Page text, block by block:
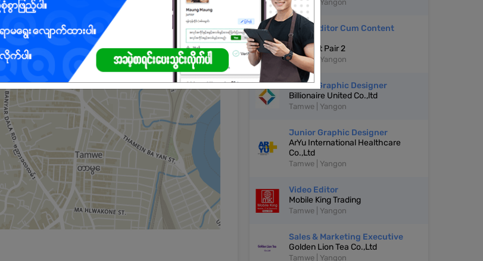
Tamwe | Yangon
Video Editor Cum Content
Creator
The Last Pair 2
Tamwe | Yangon
Senior Graphic Designer
Billionaire United Co.,ltd
Tamwe | Yangon
Junior Graphic Designer
ArYu International Healthcare
Co.,Ltd
Tamwe | Yangon
Video Editor
Mobile King Trading
Tamwe | Yangon
Sales & Marketing Executive
Golden Lion Tea Co.,Ltd
Tamwe | Yangon